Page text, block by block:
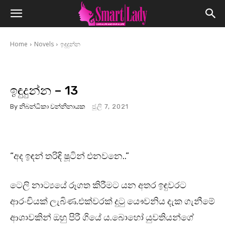
Home Novels ඉඳුදුන්න
ඉඳුදුන්න – 13
By නිබන්ධිකා වන්නිනායක ජූලි 7, 2021
“අද ඉඳන් තරිඳි ෂූටින් එනවනෙ..”
ටෙලි නාට්‍යයේ රූගත කිරීමට යන අතර ඉඳුවරට
ආරංචියක් ලැබිණ.එක්වරක් දුටු යෞවනිය දැක ගැනීමේ
ආශාවකින් ඔහු පිරී ගියේ ය.බොහෝ යුවතියන්ගේ